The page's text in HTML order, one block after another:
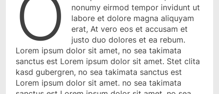
o
nonumy eirmod tempor invidunt ut
labore et dolore magna aliquyam
erat, At vero eos et accusam et
justo duo dolores et ea rebum.
Lorem ipsum dolor sit amet, no sea takimata
sanctus est Lorem ipsum dolor sit amet. Stet clita
kasd gubergren, no sea takimata sanctus est
Lorem ipsum dolor sit amet. no sea takimata